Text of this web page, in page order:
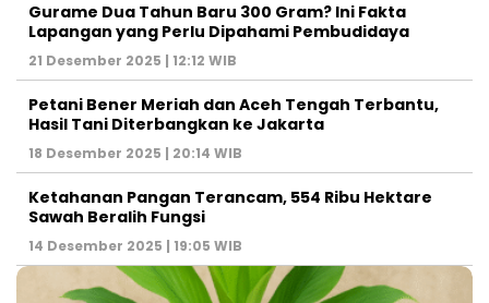
Gurame Dua Tahun Baru 300 Gram? Ini Fakta
Lapangan yang Perlu Dipahami Pembudidaya
21 Desember 2025 | 12:12 WIB
Petani Bener Meriah dan Aceh Tengah Terbantu,
Hasil Tani Diterbangkan ke Jakarta
18 Desember 2025 | 20:14 WIB
Ketahanan Pangan Terancam, 554 Ribu Hektare
Sawah Beralih Fungsi
14 Desember 2025 | 19:05 WIB